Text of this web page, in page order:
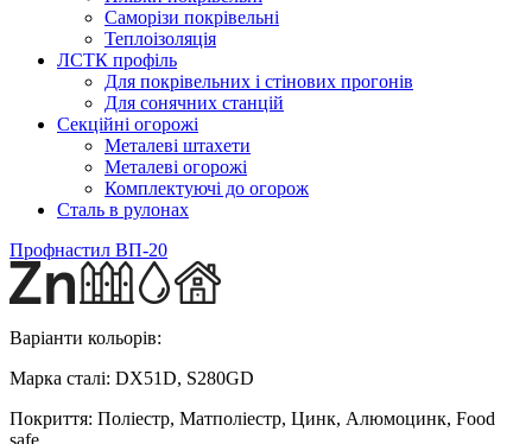
Саморізи покрівельні
Теплоізоляція
ЛСТК профіль
Для покрівельних і стінових прогонів
Для сонячних станцій
Секційні огорожі
Металеві штахети
Металеві огорожі
Комплектуючі до огорож
Сталь в рулонах
Профнастил ВП-20
Варіанти кольорів:
Марка сталі: DX51D, S280GD
Покриття: Поліестр, Матполіестр, Цинк, Алюмоцинк, Food
safe